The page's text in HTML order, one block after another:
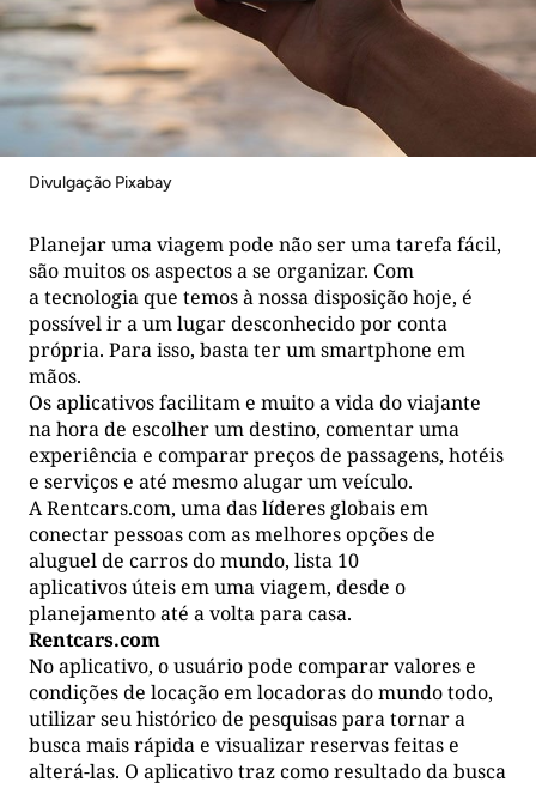
Divulgação Pixabay
Planejar uma viagem pode não ser uma tarefa fácil,
são muitos os aspectos a se organizar. Com
a tecnologia que temos à nossa disposição hoje, é
possível ir a um lugar desconhecido por conta
própria. Para isso, basta ter um smartphone em
mãos.
Os aplicativos facilitam e muito a vida do viajante
na hora de escolher um destino, comentar uma
experiência e comparar preços de passagens, hotéis
e serviços e até mesmo alugar um veículo.
A Rentcars.com, uma das líderes globais em
conectar pessoas com as melhores opções de
aluguel de carros do mundo, lista 10
aplicativos úteis em uma viagem, desde o
planejamento até a volta para casa.
Rentcars.com
No aplicativo, o usuário pode comparar valores e
condições de locação em locadoras do mundo todo,
utilizar seu histórico de pesquisas para tornar a
busca mais rápida e visualizar reservas feitas e
alterá-las. O aplicativo traz como resultado da busca